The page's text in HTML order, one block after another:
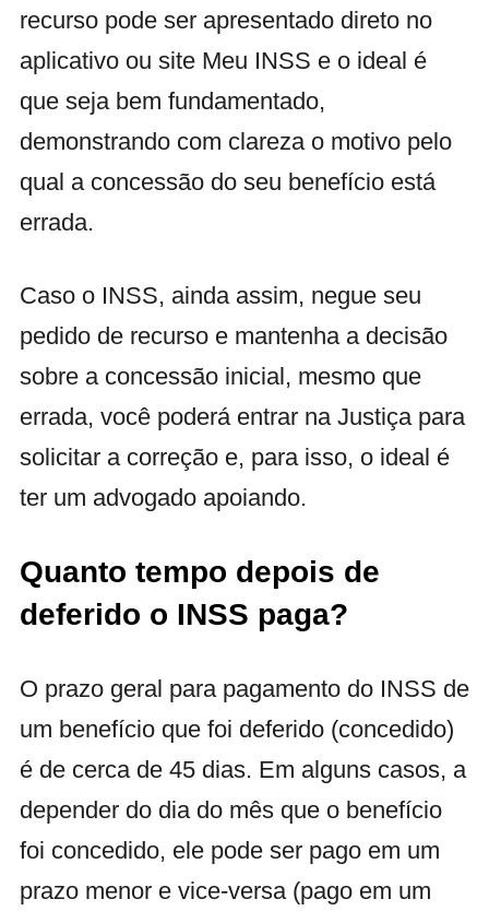
recurso pode ser apresentado direto no
aplicativo ou site Meu INSS e o ideal é
que seja bem fundamentado,
demonstrando com clareza o motivo pelo
qual a concessão do seu benefício está
errada.
Caso o INSS, ainda assim, negue seu
pedido de recurso e mantenha a decisão
sobre a concessão inicial, mesmo que
errada, você poderá entrar na Justiça para
solicitar a correção e, para isso, o ideal é
ter um advogado apoiando.
Quanto tempo depois de
deferido o INSS paga?
O prazo geral para pagamento do INSS de
um benefício que foi deferido (concedido)
é de cerca de 45 dias. Em alguns casos, a
depender do dia do mês que o benefício
foi concedido, ele pode ser pago em um
prazo menor e vice-versa (pago em um